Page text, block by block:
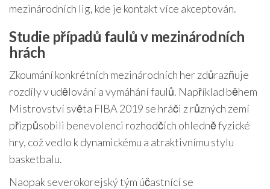
mezinárodních lig, kde je kontakt více akceptován.
Studie případů faulů v mezinárodních
hrách
Zkoumání konkrétních mezinárodních her zdůrazňuje
rozdíly v udělování a vymáhání faulů. Například během
Mistrovství světa FIBA 2019 se hráči z různých zemí
přizpůsobili benevolenci rozhodčích ohledně fyzické
hry, což vedlo k dynamickému a atraktivnímu stylu
basketbalu.
Naopak severokorejský tým účastnící se